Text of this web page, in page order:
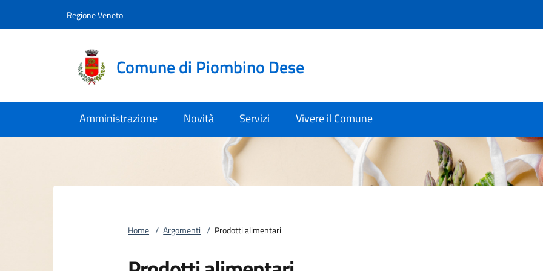
Regione Veneto
Comune di Piombino Dese
Amministrazione Novità Servizi Vivere il Comune
Home / Argomenti / Prodotti alimentari